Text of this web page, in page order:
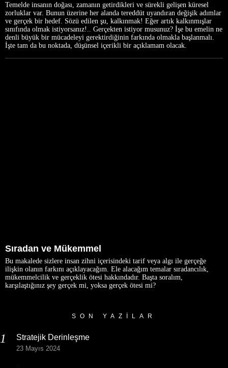
Temelde insanın doğası, zamanın getirdikleri ve sürekli gelişen küresel
zorluklar var. Bunun üzerine her alanda tereddüt uyandıran değişik adımlar
ve gerçek bir hedef. Sözü edilen şu, kalkınmak! Eğer artık kalkınmışlar
sınıfında olmak istiyorsanız!.. Gerçekten istiyor musunuz? İşe bu emelin ne
denli büyük bir mücadeleyi gerektirdiğinin farkında olmakla başlanmalı.
İşte tam da bu noktada, düşünsel içerikli bir açıklamam olacak.
Sıradan ve Mükemmel
Bu makalede sizlere insan zihni içerisindeki tarif veya algı ile gerçeğe
ilişkin olanın farkını açıklayacağım. Ele alacağım temalar sıradancılık,
mükemmelcilik ve gerçeklik ötesi hakkındadır. Başta soralım,
karşılaştığınız şey gerçek mi, yoksa gerçek ötesi mi?
SON YAZILAR
Stratejik Derinleşme
23 Mayıs 2024